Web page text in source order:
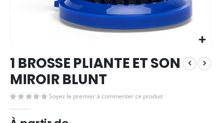
to
the
beginning
the
images
1 BROSSE PLIANTE ET SON
MIROIR BLUNT
Soyez le premier à commenter ce produit